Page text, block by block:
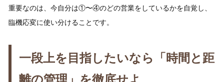
重要なのは、今自分は①〜④のどの営業をしているかを自覚し、
臨機応変に使い分けることです。
一段上を目指したいなら「時間と距